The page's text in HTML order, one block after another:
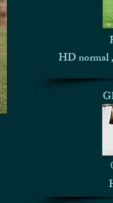
HD normal